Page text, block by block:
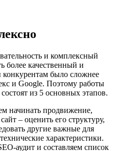
и комплексный
более качественный и
конкурентам было сложнее
и Google. Поэтому работы
из 5 основных этапов.
начинать продвижение,
– оценить его структуру,
другие важные для
характеристики.
аудит и составляем список